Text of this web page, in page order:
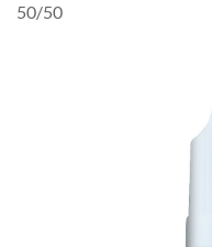
50/50